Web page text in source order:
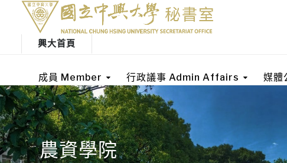
興大首頁
成員 Member 行政議事 Admin Affairs 媒
農資學院